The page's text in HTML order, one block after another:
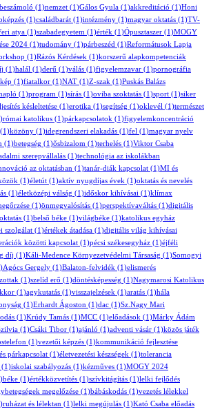
beszámoló (1)nemzet (1)Gálos Gyula (1)akkreditáció (1)Honi
(1)családbarát (1)intézmény (1)magyar oktatás (1)TV-
atya (1)szabadegyetem (1)érték (1)Ópusztaszer (1)MOGY
2024 (1)tudomány (1)párbeszéd (1)Reformátusok Lapja
(1)Rázós Kérdések (1)korszerű alapkompetenciák
(1)halál (1)derű (1)válás (1)figyelemzavar (1)pornográfia
(1)fiatalkor (1)NAT (1)Z-szak (1)Puskás Balázs
(1)program (1)sírás (1)oviba szoktatás (1)sport (1)siker
késleltetése (1)erotika (1)segítség (1)oklevél (1)természet
római katolikus (1)párkapcsolatok (1)figyelemkoncentráció
(1)közöny (1)idegrendszeri elakadás (1)fel (1)magyar nyelv
(1)betegség (1)ősbizalom (1)terhelés (1)Viktor Csaba
szerepvállalás (1)technológia az iskolákban
az oktatásban (1)tanár-diák kapcsolat (1)MI és
(1)életút (1)aktív nyugdíjas évek (1)oktatás és nevelés
(1)életközépi válság (1)időskor kihívásai (1)klímax
(1)önmegvalósítás (1)perspektívaváltás (1)digitális
(1)belső béke (1)világbéke (1)katolikus egyház
szolgálat (1)értékek átadása (1)digitális világ kihívásai
közötti kapcsolat (1)pécsi székesegyház (1)éjféli
díj (1)Káli-Medence Környezetvédelmi Társaság (1)Somogyi
Agócs Gergely (1)Balaton-felvidék (1)elismerés
(1)szelíd erő (1)döntésképesség (1)Nagymarosi Katolikus
(1)agykutatás (1)visszajelzések (1)aratás (1)hála
(1)Erhardt Ágoston (1)dac (1)Sz.Nagy Mari
(1)Krúdy Tamás (1)MCC (1)előadások (1)Márky Ádám
(1)Csáki Tibor (1)ajánló (1)adventi vásár (1)közös játék
(1)vezetői képzés (1)kommunikáció fejlesztése
párkapcsolat (1)életvezetési készségek (1)tolerancia
(1)iskolai szabályozás (1)kézműves (1)MOGY 2024
béke (1)értékközvetítés (1)szívkitágítás (1)lelki fejlődés
megelőzése (1)bábáskodás (1)vezetés lélekkel
ruházat és lélektan (1)lelki megújulás (1)Kató Csaba előadás